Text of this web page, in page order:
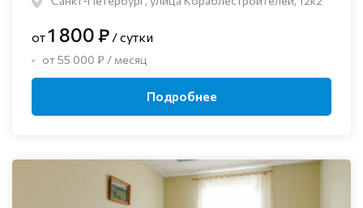
от1 800 ₽ / сутки
от 55 000 ₽ / месяц
Подробнее